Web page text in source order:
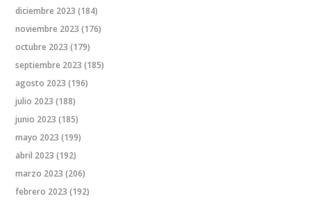
diciembre 2023 (184)
noviembre 2023 (176)
octubre 2023 (179)
septiembre 2023 (185)
agosto 2023 (196)
julio 2023 (188)
junio 2023 (185)
mayo 2023 (199)
abril 2023 (192)
marzo 2023 (206)
febrero 2023 (192)